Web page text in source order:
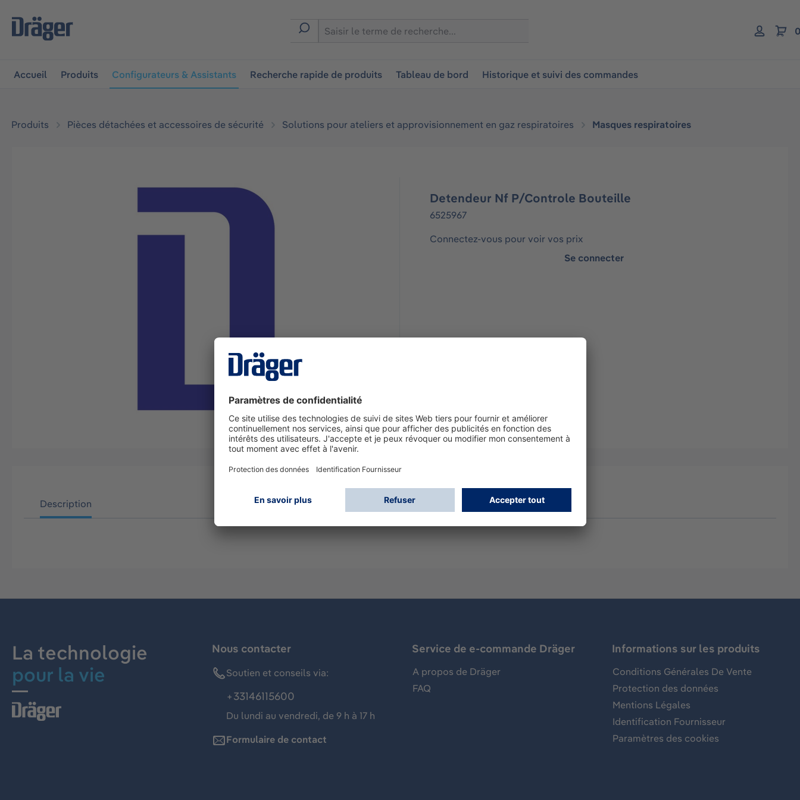
à la navigation principale
Accueil Produits Configurateurs & Assistants Recherche rapide de produits Tableau de bord Historique et suivi des commandes
Produits Pièces détachées et accessoires de sécurité Solutions pour ateliers et approvisionnement en gaz respiratoires Masques respiratoires
Detendeur Nf P/Controle Bouteille
6525967
Connectez-vous pour voir vos prix
Se connecter
Description
La technologie
pour la vie
Nous contacter
Soutien et conseils via:
+33146115600
Du lundi au vendredi, de 9 h à 17 h
Formulaire de contact
Service de e-commande Dräger
A propos de Dräger
FAQ
Informations sur les produits
Conditions Générales De Vente
Protection des données
Mentions Légales
Identification Fournisseur
Paramètres des cookies